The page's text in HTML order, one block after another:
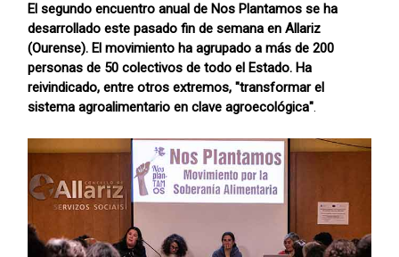
El segundo encuentro anual de Nos Plantamos se ha
desarrollado este pasado fin de semana en Allariz
(Ourense). El movimiento ha agrupado a más de 200
personas de 50 colectivos de todo el Estado. Ha
reivindicado, entre otros extremos, "transformar el
sistema agroalimentario en clave agroecológica".